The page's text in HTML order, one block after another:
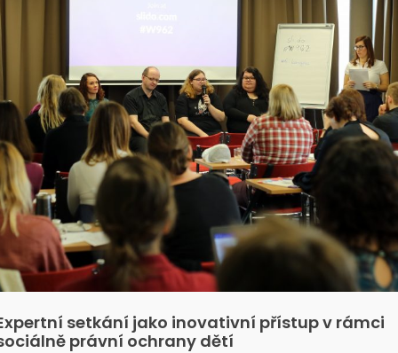
setkání jako inovativní přístup v rámci
právní ochrany dětí